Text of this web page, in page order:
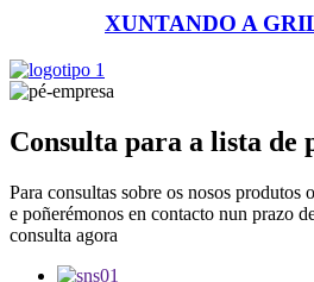
XUNTANDO A
Consulta para a lista de
Para consultas sobre os nosos produtos
e poñerémonos en contacto nun prazo
consulta agora